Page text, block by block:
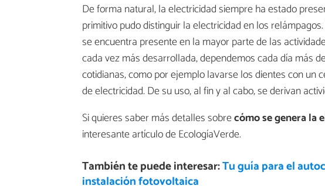
De forma natural, la electricidad siempre ha estado
primitivo pudo distinguir la electricidad en los
se encuentra presente en la mayor parte de las
cada vez más desarrollada, dependemos cada día más
cotidianas, como por ejemplo lavarse los dientes con un
de electricidad. De su uso, al fin y al cabo, se derivan
Si quieres saber más detalles sobrecómo se genera la
interesante artículo de EcologíaVerde.
También te puede interesar:Tu guía para el
instalación fotovoltaica